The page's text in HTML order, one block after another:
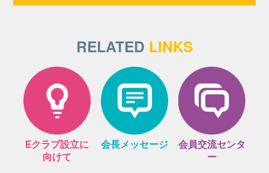
RELATED LINKS
Eクラブ設立に
向けて
会長メッセージ
会員交流センタ
ー